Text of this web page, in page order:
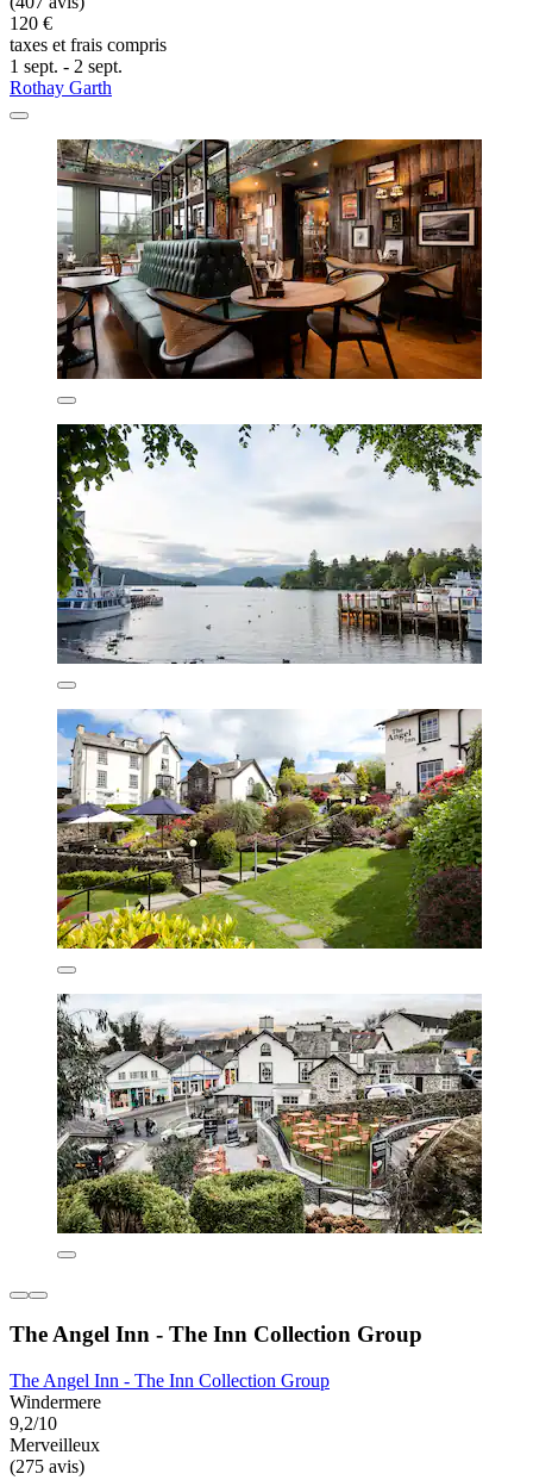
120 €
taxes et frais compris
1 sept. - 2 sept.
Rothay Garth
The Angel Inn - The Inn Collection Group
The Angel Inn - The Inn Collection Group
Windermere
9,2/10
Merveilleux
(275 avis)